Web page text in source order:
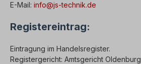
E-Mail: info@js-technik.de
Registereintrag:
Eintragung im Handelsregister.
Registergericht: Amtsgericht Oldenburg